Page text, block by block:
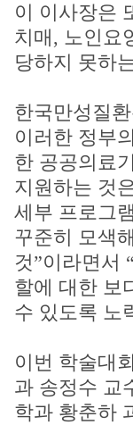
이 이사장은
치매, 노인요
당하지 못하
한국만성질
이러한 정부
한 공공의료
지원하는 것
세부 프로그
꾸준히 모색
것”이라면서
할에 대한 보
수 있도록 노
이번 학술대
과 송정수 교
학과 황춘하